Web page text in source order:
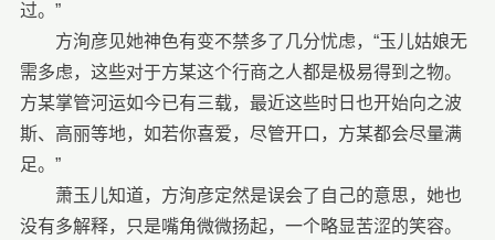
过。”
方洵彦见她神色有变不禁多了几分忧虑，“玉儿姑娘无
需多虑，这些对于方某这个行商之人都是极易得到之物。
方某掌管河运如今已有三载，最近这些时日也开始向之波
斯、高丽等地，如若你喜爱，尽管开口，方某都会尽量满
足。”
萧玉儿知道，方洵彦定然是误会了自己的意思，她也
没有多解释，只是嘴角微微扬起，一个略显苦涩的笑容。